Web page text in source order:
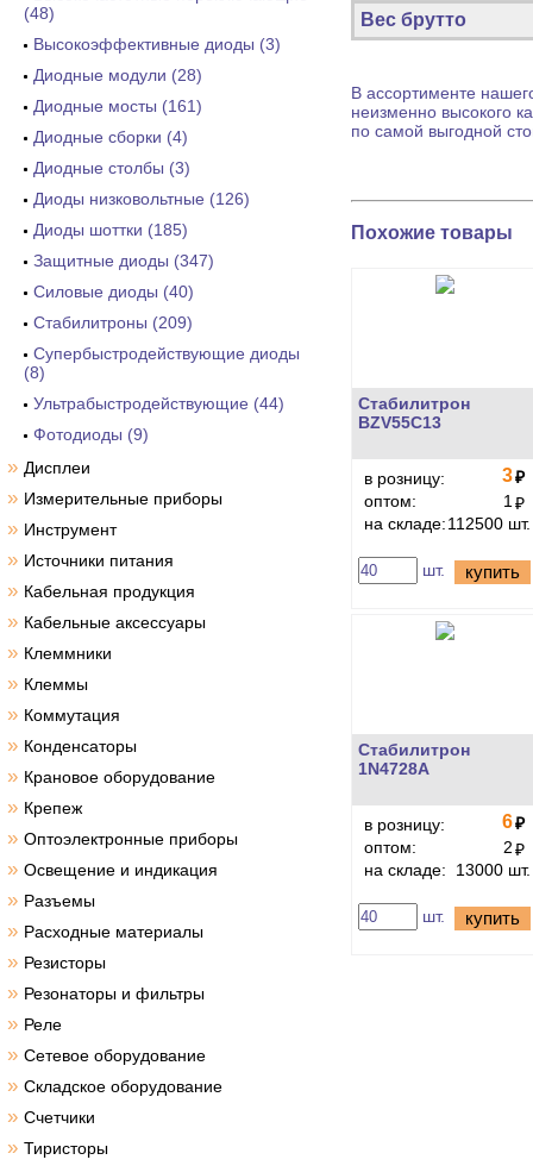
(48)
Высокоэффективные диоды (3)
Диодные модули (28)
Диодные мосты (161)
Диодные сборки (4)
Диодные столбы (3)
Диоды низковольтные (126)
Диоды шоттки (185)
Защитные диоды (347)
Силовые диоды (40)
Стабилитроны (209)
Супербыстродействующие диоды
(8)
Ультрабыстродействующие (44)
Фотодиоды (9)
» Дисплеи
» Измерительные приборы
» Инструмент
» Источники питания
» Кабельная продукция
» Кабельные аксессуары
» Клеммники
» Клеммы
» Коммутация
» Конденсаторы
» Крановое оборудование
» Крепеж
» Оптоэлектронные приборы
» Освещение и индикация
» Разъемы
» Расходные материалы
» Резисторы
» Резонаторы и фильтры
» Реле
» Сетевое оборудование
» Складское оборудование
» Счетчики
» Тиристоры
Вес брутто
В ассортименте
неизменно высокого
по самой выгодной
Похожие товары
Стабилитрон
BZV55C13
в розницу: 3₽
оптом:
1 ₽
на складе:112500 шт.
шт. купить
Стабилитрон
1N4728A
в розницу: 6₽
оптом:
2₽
на складе:
13000 шт.
шт. купить